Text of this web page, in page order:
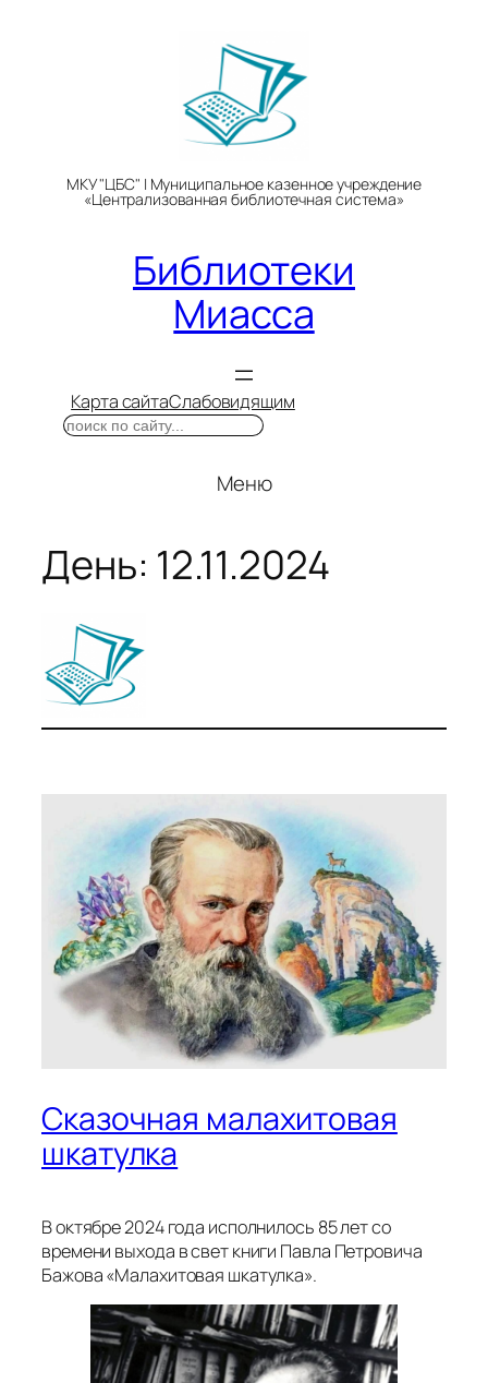
МКУ "ЦБС" | Муниципальное казенное учреждение
«Централизованная библиотечная система»
Библиотеки
Миасса
Карта сайтаСлабовидящим
Поиск
Меню
День: 12.11.2024
Сказочная малахитовая
шкатулка
В октябре 2024 года исполнилось 85 лет со
времени выхода в свет книги Павла Петровича
Бажова «Малахитовая шкатулка».